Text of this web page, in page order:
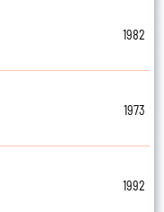
1982
1973
1992